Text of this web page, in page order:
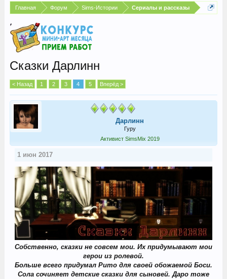
Главная Форум Sims-Истории Сериалы и рассказы
Сказки Дарлинн
< Назад 1 2 3 4 5 Вперёд >
Дарлинн
Гуру
Активист SimsMix 2019
1 июн 2017
Собственно, сказки не совсем мои. Их придумывают мои
герои из ролевой.
Больше всего придумал Рито для своей обожаемой Боси.
Сола сочиняет детские сказки для сыновей. Даро тоже